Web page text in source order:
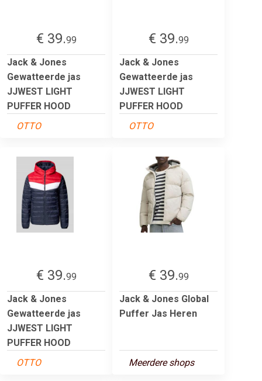
€ 39.99
Jack & Jones
Gewatteerde jas
JJWEST LIGHT
PUFFER HOOD
OTTO
€ 39.99
Jack & Jones
Gewatteerde jas
JJWEST LIGHT
PUFFER HOOD
OTTO
€ 39.99
Jack & Jones
Gewatteerde jas
JJWEST LIGHT
PUFFER HOOD
OTTO
€ 39.99
Jack & Jones Global
Puffer Jas Heren
Meerdere shops